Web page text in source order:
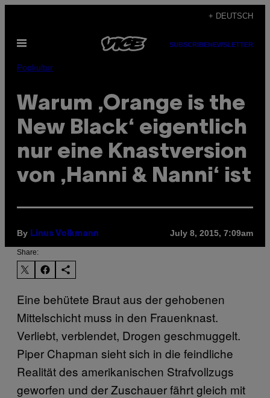
content
+ DEUTSCH
Open
SUBSCRIBENEWSLETTER
Popkultur
Warum ‚Orange is the
New Black‘ eigentlich
nur eine Knastversion
von ‚Hanni & Nanni‘ ist
By Linus Volkmann July 8, 2015, 7:09am
Share:
Eine behütete Braut aus der gehobenen
Mittelschicht muss in den Frauenknast.
Verliebt, verblendet, Drogen geschmuggelt.
Piper Chapman sieht sich in die feindliche
Realität des amerikanischen Strafvollzugs
geworfen und der Zuschauer fährt gleich mit